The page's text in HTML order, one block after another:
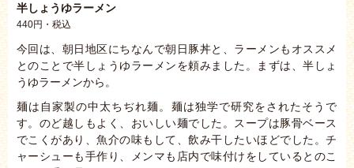
半しょうゆラーメン
440円・税込
今回は、朝日地区にちなんで朝日豚丼と、ラーメンもオススメ
とのことで半しょうゆラーメンを頼みました。まずは、半しょ
うゆラーメンから。
麺は自家製の中太ちぢれ麺。麺は独学で研究をされたそうで
す。のど越しもよく、おいしい麺でした。スープは豚骨ベース
でこくがあり、魚介の味もして、飲み干したいほどでした。チ
ャーシューも手作り、メンマも店内で味付けをしているとのこ